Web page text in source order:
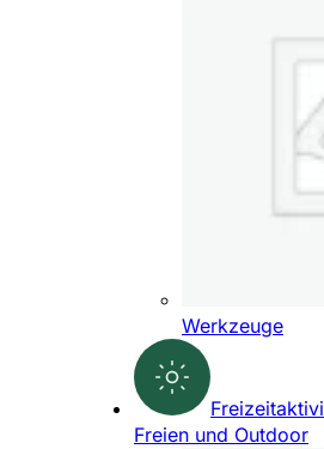
Werkzeuge
Freien und Outdoor